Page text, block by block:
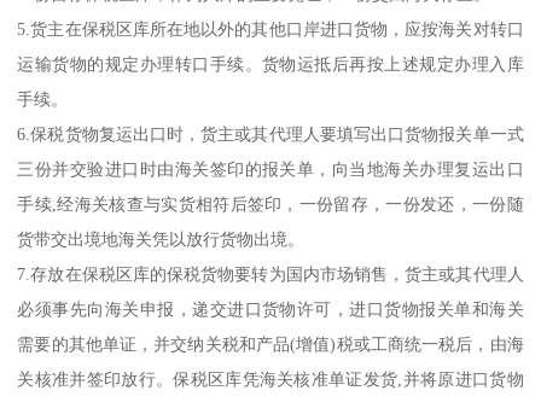
5.货主在保税区库所在地以外的其他口岸进口货物，应按海关对转口
运输货物的规定办理转口手续。货物运抵后再按上述规定办理入库
手续。
6.保税货物复运出口时，货主或其代理人要填写出口货物报关单一式
三份并交验进口时由海关签印的报关单，向当地海关办理复运出口
手续,经海关核查与实货相符后签印，一份留存，一份发还，一份随
货带交出境地海关凭以放行货物出境。
7.存放在保税区库的保税货物要转为国内市场销售，货主或其代理人
必须事先向海关申报，递交进口货物许可，进口货物报关单和海关
需要的其他单证，并交纳关税和产品(增值)税或工商统一税后，由海
关核准并签印放行。保税区库凭海关核准单证发货,并将原进口货物